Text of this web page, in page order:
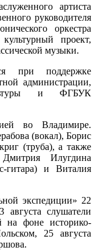
артиста
руководителя
оркестра
проект,
музыки.
при поддержке
администрации,
и ФГБУК
во Владимире.
(вокал), Борис
(труба), а также
Илугдина
гитара) и Виталия
экспедиции» 22
августа слушатели
на фоне историко-
25 августа